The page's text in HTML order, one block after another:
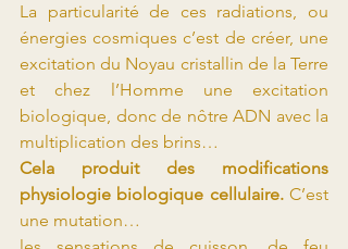
La particularité de ces radiations, ou
énergies cosmiques c’est de créer, une
excitation du Noyau cristallin de la Terre
et chez l’Homme une excitation
biologique, donc de nôtre ADN avec la
multiplication des brins…
Cela produit des modifications
physiologie biologique cellulaire. C’est
une mutation…